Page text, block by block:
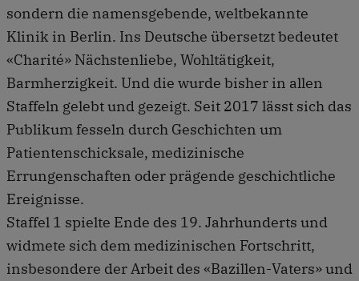
sondern die namensgebende, weltbekannte
Klinik in Berlin. Ins Deutsche übersetzt bedeutet
«Charité» Nächstenliebe, Wohltätigkeit,
Barmherzigkeit. Und die wurde bisher in allen
Staffeln gelebt und gezeigt. Seit 2017 lässt sich das
Publikum fesseln durch Geschichten um
Patientenschicksale, medizinische
Errungenschaften oder prägende geschichtliche
Ereignisse.
Staffel 1 spielte Ende des 19. Jahrhunderts und
widmete sich dem medizinischen Fortschritt,
insbesondere der Arbeit des «Bazillen-Vaters» und